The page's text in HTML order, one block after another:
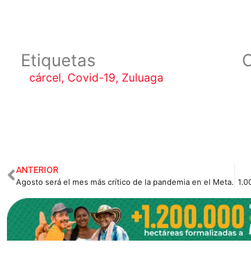
Etiquetas
cárcel, Covid-19, Zuluaga
ANTERIOR
Agosto será el mes más crítico de la pandemia en el Meta.